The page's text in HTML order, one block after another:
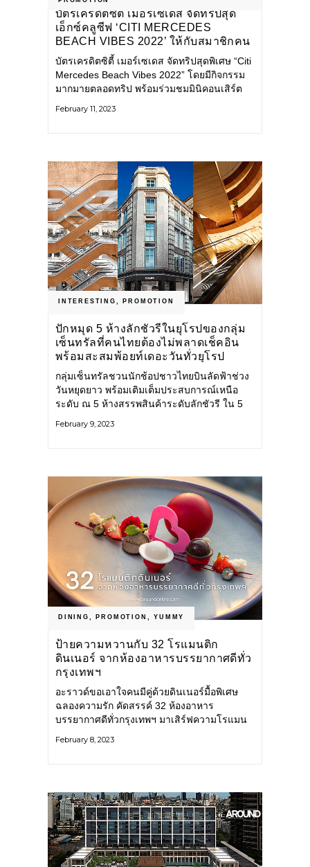
บัตรเครดิตซิตี้ เมอร์เซเดส จัดทริปสุด
เอ็กซ์คลูซีฟ ‘CITI MERCEDES
BEACH VIBES 2022’ ให้กับสมาชิกคน
สำคัญ
บัตรเครดิตซิตี้ เมอร์เซเดส จัดทริปสุดพิเศษ “Citi
Mercedes Beach Vibes 2022” โดยมีกิจกรรม
มากมายตลอดทริป พร้อมร่วมชมมินิคอนเสิร์ต
February 11, 2023
INTERESTING , PROMOTION
ปักหมุด 5 ห้างลักชัวรีในยุโรปของกลุ่ม
เซ็นทรัลที่คนไทยต้องไม่พลาดเช็คอิน
พร้อมสะสมพ้อยท์เดอะวันทั่วยุโรป
กลุ่มเซ็นทรัลชวนนักช้อปชาวไทยบินลัดฟ้าช่วง
วันหยุดยาว พร้อมเติมเต็มประสบการณ์เหนือ
ระดับ ณ 5 ห้างสรรพสินค้าระดับลักชัวรี ใน 5
ประเทศอังกฤษ
February 9, 2023
DINING PROMOTION ,YUMMY
ป้ายความหวานกับ 32 โรแมนติก
ดินเนอร์ จากห้องอาหารบรรยากาศดีทั่ว
กรุงเทพฯ
อะราวด์ขอเอาใจคนมีคู่ด้วยดินเนอร์มื้อพิเศษ
ฉลองความรัก คัดสรรค์ 32 ห้องอาหาร
บรรยากาศดีทั่วกรุงเทพฯ มาเสิร์ฟความโรแมน
โมเมนต์แห่งความประทับใจร่วมกัน ต้อนรับ
February 8, 2023